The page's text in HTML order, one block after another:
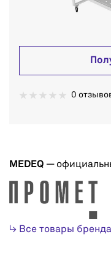
0
MEDEQ —
↳ Все товары бренда